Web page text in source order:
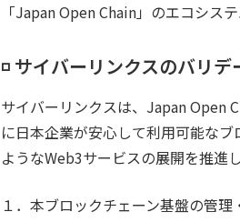
「Japan Open Chain」のエコシス
◽️ サイバーリンクスのバリ
サイバーリンクスは、Japan Open
に日本企業が安心して利用可能な
ようなWeb3サービスの展開を推進し
１．本ブロックチェーン基盤の管理